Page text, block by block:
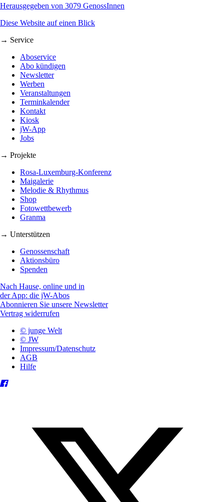
Herausgegeben von 3079 GenossInnen
Diese Website auf einen Blick
→ Service
Aboservice
Abo kündigen
Newsletter
Werben
Veranstaltungen
Terminkalender
Kontakt
Kiosk
jW-App
Jobs
→ Projekte
Rosa-Luxemburg-Konferenz
Maigalerie
Melodie & Rhythmus
Shop
Fotowettbewerb
Granma
→ Unterstützen
Genossenschaft
Aktionsbüro
Spenden
Nach Hause, online und in
der App: die jW-Abos
Abonnieren Sie unsere Newsletter
Vertrag widerrufen
© junge Welt
© JW
Impressum/Datenschutz
AGB
Hilfe